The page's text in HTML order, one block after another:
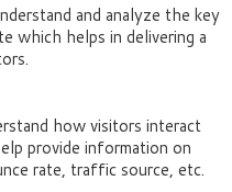
and analyze the key
which helps in delivering a
how visitors interact
provide information on
rate, traffic source, etc.